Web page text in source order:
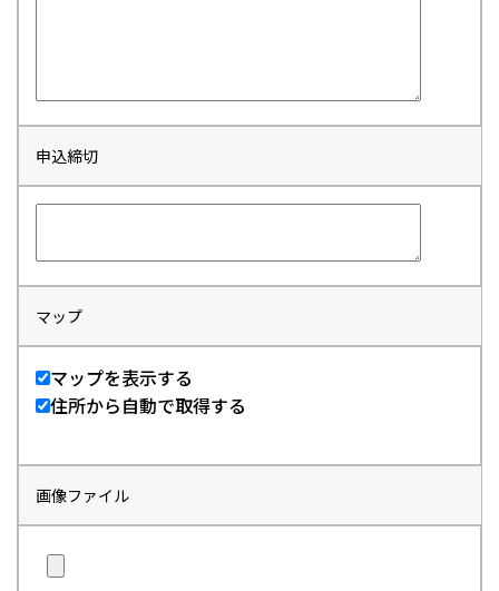
申込締切
マップ
マップを表示する
住所から自動で取得する
画像ファイル